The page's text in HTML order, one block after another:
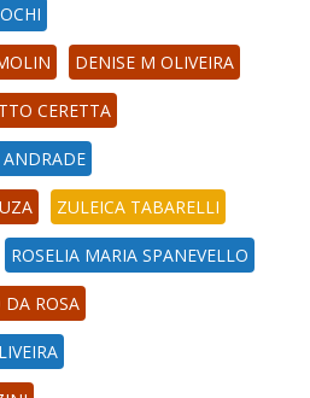
DENISE M OLIVEIRA
CERETTA
ZULEICA TABARELLI
ROSELIA MARIA SPANEVELLO
DA ROSA